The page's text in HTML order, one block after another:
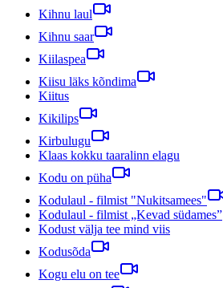
Kihnu laul
Kihnu saar
Kiilaspea
Kiisu läks kõndima
Kiitus
Kikilips
Kirbulugu
Klaas kokku taaralinn elagu
Kodu on püha
Kodulaul - filmist "Nukitsamees"
Kodulaul - filmist „Kevad südames”
Kodust välja tee mind viis
Kodusõda
Kogu elu on tee